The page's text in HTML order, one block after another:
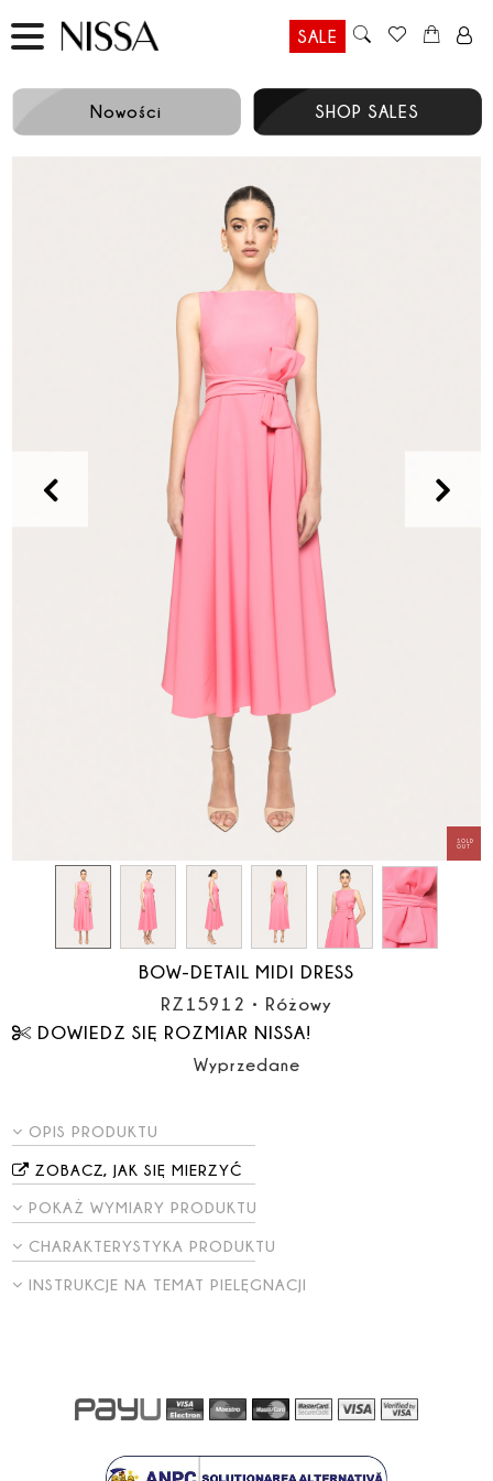
SALE
Nowości SHOP SALES
Prev
BOW-DETAIL MIDI DRESS
RZ15912 • Różowy
DOWIEDZ SIĘ ROZMIAR NISSA!
Wyprzedane
OPIS PRODUKTU
ZOBACZ, JAK SIĘ MIERZYĆ
POKAŻ WYMIARY PRODUKTU
CHARAKTERYSTYKA PRODUKTU
INSTRUKCJE NA TEMAT PIELĘGNACJI